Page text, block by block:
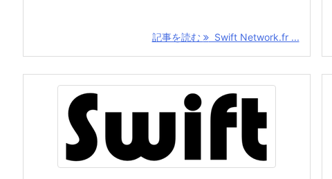
記事を読む Swift Network.fr ...